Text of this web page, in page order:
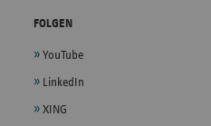
FOLGEN
YouTube
LinkedIn
XING